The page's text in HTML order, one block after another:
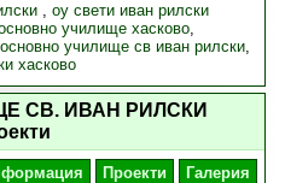
, оу свети иван рилски
училище хасково,
основно училище св иван рилски,
хасково
СВ. ИВАН РИЛСКИ
Проекти Галерия